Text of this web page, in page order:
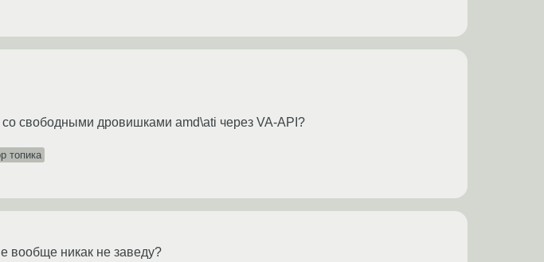
со свободными дровишками amd\ati через VA-API?
топика
вообще никак не заведу?